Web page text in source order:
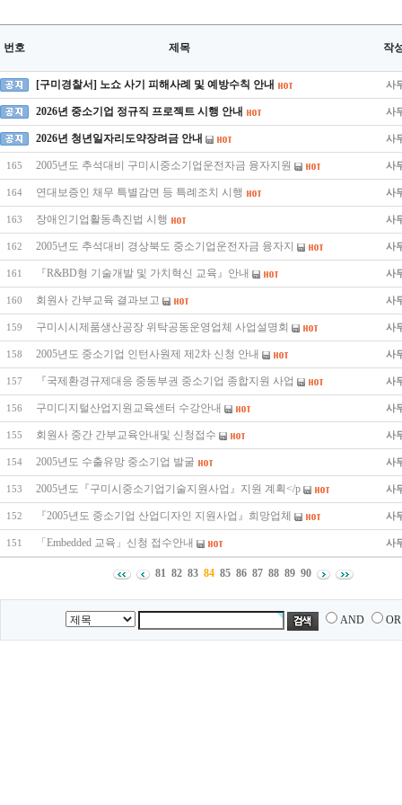
번호 제목 작
[구미경찰서] 노쇼 사기 피해사례 및 예방수칙 안내 사
2026년 중소기업 정규직 프로젝트 시행 안내 사
2026년 청년일자리도약장려금 안내 사
165 2005년도 추석대비 구미시중소기업운전자금 융자지원 사
164 연대보증인 채무 특별감면 등 특례조치 시행 사
163 장애인기업활동촉진법 시행 사
162 2005년도 추석대비 경상북도 중소기업운전자금 융자지 사
161 『R&BD형 기술개발 및 가치혁신 교육』안내 사
160 회원사 간부교육 결과보고 사
159 구미시시제품생산공장 위탁공동운영업체 사업설명회 사
158 2005년도 중소기업 인턴사원제 제2차 신청 안내 사
157 『국제환경규제대응 중동부권 중소기업 종합지원 사업 사
156 구미디지털산업지원교육센터 수강안내 사
155 회원사 중간 간부교육안내및 신청접수 사
154 2005년도 수출유망 중소기업 발굴 사
153 2005년도『구미시중소기업기술지원사업』지원 계획</p 사
152 『2005년도 중소기업 산업디자인 지원사업』희망업체 사
151 「Embedded 교육」신청 접수안내 사
81 82 83 84 85 86 87 88 89 90
AND OR